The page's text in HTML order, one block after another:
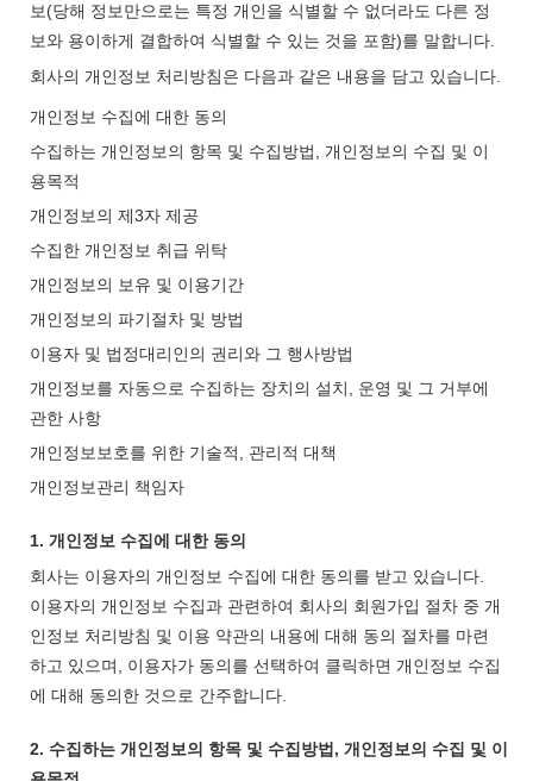
보(당해 정보만으로는 특정 개인을 식별할 수 없더라도 다른 정
보와 용이하게 결합하여 식별할 수 있는 것을 포함)를 말합니다.
회사의 개인정보 처리방침은 다음과 같은 내용을 담고 있습니다.
개인정보 수집에 대한 동의
수집하는 개인정보의 항목 및 수집방법, 개인정보의 수집 및 이
용목적
개인정보의 제3자 제공
수집한 개인정보 취급 위탁
개인정보의 보유 및 이용기간
개인정보의 파기절차 및 방법
이용자 및 법정대리인의 권리와 그 행사방법
개인정보를 자동으로 수집하는 장치의 설치, 운영 및 그 거부에
관한 사항
개인정보보호를 위한 기술적, 관리적 대책
개인정보관리 책임자
1. 개인정보 수집에 대한 동의
회사는 이용자의 개인정보 수집에 대한 동의를 받고 있습니다.
이용자의 개인정보 수집과 관련하여 회사의 회원가입 절차 중 개
인정보 처리방침 및 이용 약관의 내용에 대해 동의 절차를 마련
하고 있으며, 이용자가 동의를 선택하여 클릭하면 개인정보 수집
에 대해 동의한 것으로 간주합니다.
2. 수집하는 개인정보의 항목 및 수집방법, 개인정보의 수집 및 이